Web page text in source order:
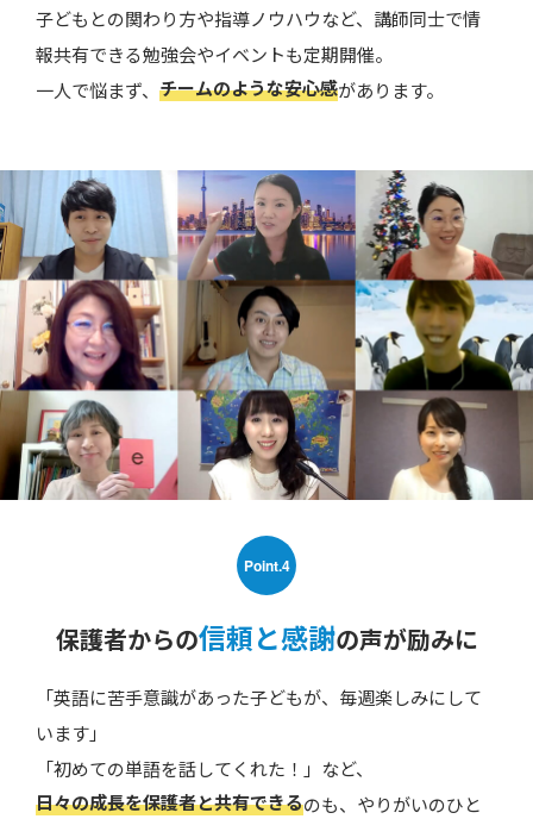
子どもとの関わり方や指導ノウハウなど、講師同士で情
報共有できる勉強会やイベントも定期開催。
一人で悩まず、 チームのような安心感があります。
Point.4
保護者からの信頼と感謝の声が励みに
「英語に苦手意識があった子どもが、毎週楽しみにして
います」
「初めての単語を話してくれた！」など、
日々の成長を保護者と共有できるのも、やりがいのひと